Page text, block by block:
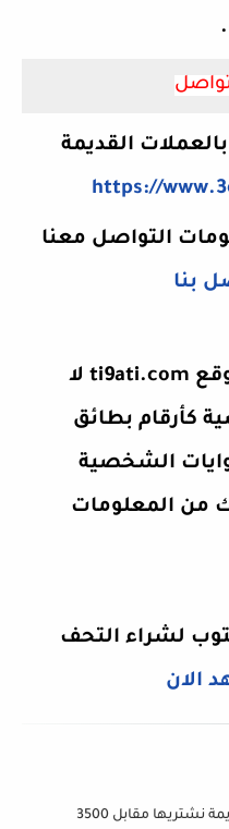
القديمة
https://
التواصل معنا
بنا
نحن موقع ti9ati.com لا
كأرقام بطائق
الشخصية
من المعلومات
لشراء التحف
الان
عملات فضية قديمة نشتريها مقابل 3500